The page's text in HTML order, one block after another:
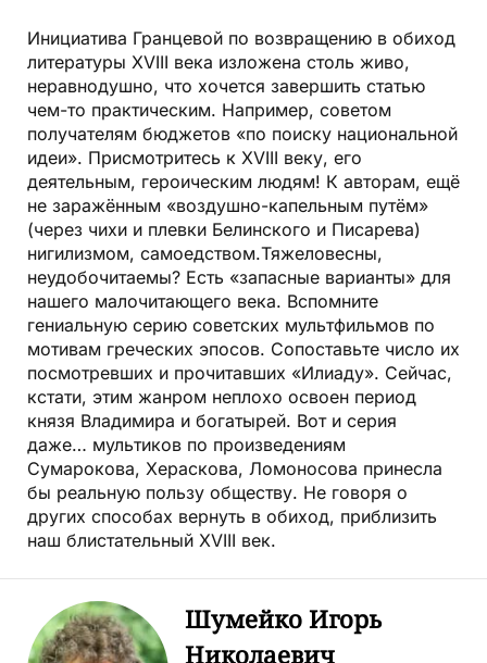
Инициатива Гранцевой по возвращению в обиход
литературы XVIII века изложена столь живо,
неравнодушно, что хочется завершить статью
чем-то практическим. Например, советом
получателям бюджетов «по поиску национальной
идеи». Присмотритесь к XVIII веку, его
деятельным, героическим людям! К авторам, ещё
не заражённым «воздушно-капельным путём»
(через чихи и плевки Белинского и Писарева)
нигилизмом, самоедством.Тяжеловесны,
неудобочитаемы? Есть «запасные варианты» для
нашего малочитающего века. Вспомните
гениальную серию советских мультфильмов по
мотивам греческих эпосов. Сопоставьте число их
посмотревших и прочитавших «Илиаду». Сейчас,
кстати, этим жанром неплохо освоен период
князя Владимира и богатырей. Вот и серия
даже… мультиков по произведениям
Сумарокова, Хераскова, Ломоносова принесла
бы реальную пользу обществу. Не говоря о
других способах вернуть в обиход, приблизить
наш блистательный XVIII век.
Шумейко Игорь
Николаевич